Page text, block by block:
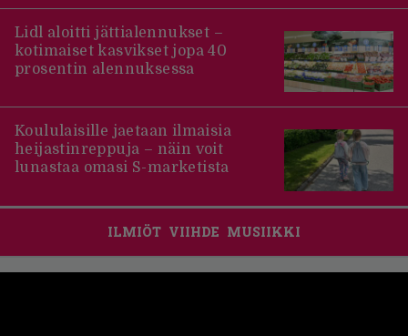
Lidl aloitti jättialennukset –
kotimaiset kasvikset jopa 40
prosentin alennuksessa
Koululaisille jaetaan ilmaisia
heijastinreppuja – näin voit
lunastaa omasi S-marketista
ILMIÖT VIIHDE MUSIIKKI